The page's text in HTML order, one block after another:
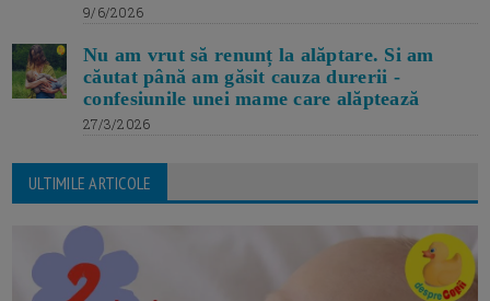
9/6/2026
Nu am vrut să renunț la alăptare. Si am
căutat până am găsit cauza durerii -
confesiunile unei mame care alăptează
27/3/2026
ULTIMILE ARTICOLE